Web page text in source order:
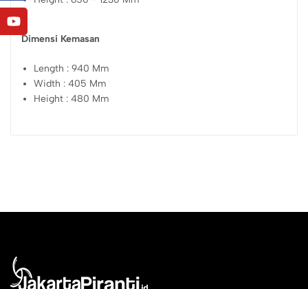
Dimensi Kemasan
Length : 940 Mm
Width : 405 Mm
Height : 480 Mm